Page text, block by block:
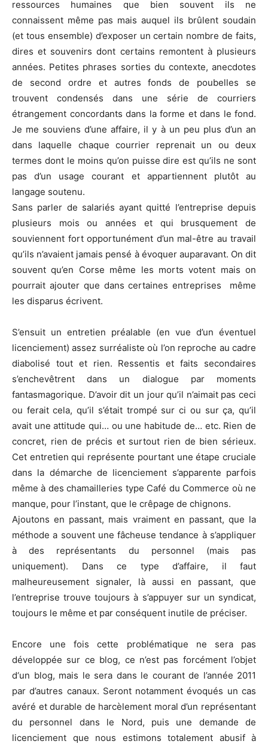
ressources humaines que bien souvent ils ne
connaissent même pas mais auquel ils brûlent soudain
(et tous ensemble) d’exposer un certain nombre de faits,
dires et souvenirs dont certains remontent à plusieurs
années. Petites phrases sorties du contexte, anecdotes
de second ordre et autres fonds de poubelles se
trouvent condensés dans une série de courriers
étrangement concordants dans la forme et dans le fond.
Je me souviens d’une affaire, il y à un peu plus d’un an
dans laquelle chaque courrier reprenait un ou deux
termes dont le moins qu’on puisse dire est qu’ils ne sont
pas d’un usage courant et appartiennent plutôt au
langage soutenu.
Sans parler de salariés ayant quitté l’entreprise depuis
plusieurs mois ou années et qui brusquement de
souviennent fort opportunément d’un mal-être au travail
qu’ils n’avaient jamais pensé à évoquer auparavant. On dit
souvent qu’en Corse même les morts votent mais on
pourrait ajouter que dans certaines entreprises même
les disparus écrivent.
S’ensuit un entretien préalable (en vue d’un éventuel
licenciement) assez surréaliste où l’on reproche au cadre
diabolisé tout et rien. Ressentis et faits secondaires
s’enchevêtrent dans un dialogue par moments
fantasmagorique. D’avoir dit un jour qu’il n’aimait pas ceci
ou ferait cela, qu’il s’était trompé sur ci ou sur ça, qu’il
avait une attitude qui… ou une habitude de… etc. Rien de
concret, rien de précis et surtout rien de bien sérieux.
Cet entretien qui représente pourtant une étape cruciale
dans la démarche de licenciement s’apparente parfois
même à des chamailleries type Café du Commerce où ne
manque, pour l’instant, que le crêpage de chignons.
Ajoutons en passant, mais vraiment en passant, que la
méthode a souvent une fâcheuse tendance à s’appliquer
à des représentants du personnel (mais pas
uniquement). Dans ce type d’affaire, il faut
malheureusement signaler, là aussi en passant, que
l’entreprise trouve toujours à s’appuyer sur un syndicat,
toujours le même et par conséquent inutile de préciser.
Encore une fois cette problématique ne sera pas
développée sur ce blog, ce n’est pas forcément l’objet
d‘un blog, mais le sera dans le courant de l’année 2011
par d’autres canaux. Seront notamment évoqués un cas
avéré et durable de harcèlement moral d’un représentant
du personnel dans le Nord, puis une demande de
licenciement que nous estimons totalement abusif à